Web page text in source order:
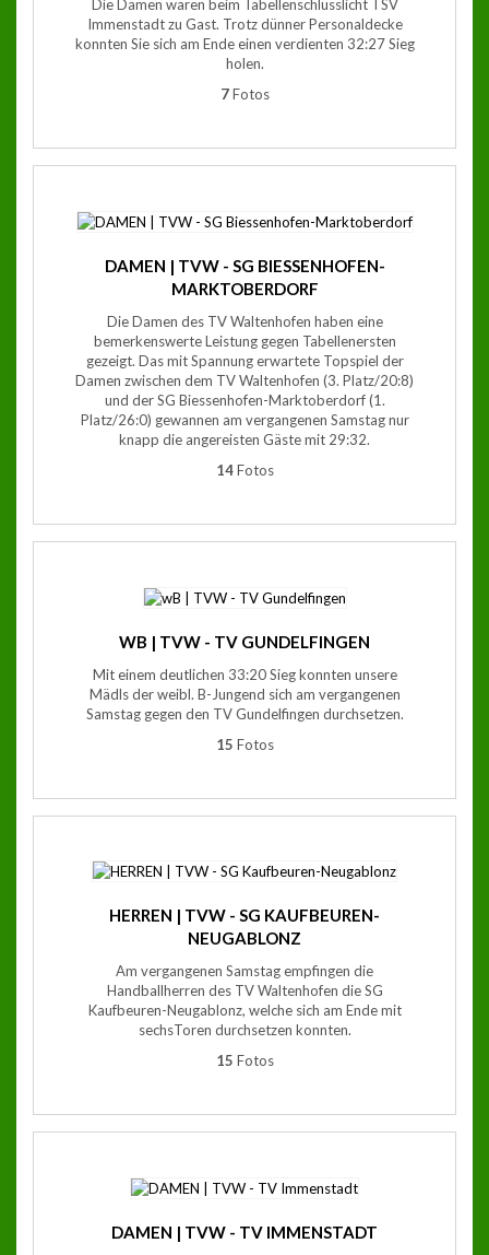
Die Damen waren beim Tabellenschlusslicht TSV
Immenstadt zu Gast. Trotz dünner Personaldecke
konnten Sie sich am Ende einen verdienten 32:27 Sieg
holen.
7Fotos
DAMEN | TVW - SG BIESSENHOFEN-
MARKTOBERDORF
Die Damen des TV Waltenhofen haben eine
bemerkenswerte Leistung gegen Tabellenersten
gezeigt. Das mit Spannung erwartete Topspiel der
Damen zwischen dem TV Waltenhofen (3. Platz/20:8)
und der SG Biessenhofen-Marktoberdorf (1.
Platz/26:0) gewannen am vergangenen Samstag nur
knapp die angereisten Gäste mit 29:32.
14Fotos
WB | TVW - TV GUNDELFINGEN
Mit einem deutlichen 33:20 Sieg konnten unsere
Mädls der weibl. B-Jungend sich am vergangenen
Samstag gegen den TV Gundelfingen durchsetzen.
15 Fotos
HERREN | TVW - SG KAUFBEUREN-
NEUGABLONZ
Am vergangenen Samstag empfingen die
Handballherren des TV Waltenhofen die SG
Kaufbeuren-Neugablonz, welche sich am Ende mit
sechsToren durchsetzen konnten.
15 Fotos
DAMEN | TVW - TV IMMENSTADT